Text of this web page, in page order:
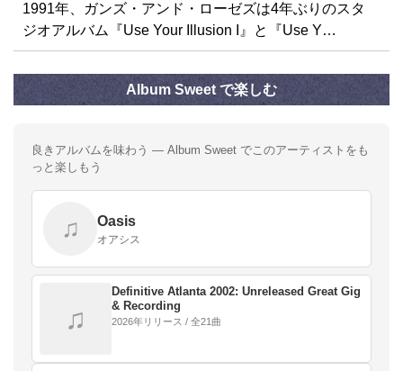
1991年、ガンズ・アンド・ローゼズは4年ぶりのスタ
ジオアルバム『Use Your Illusion I』と『Use Y…
Album Sweet で楽しむ
良きアルバムを味わう — Album Sweet でこのアーティストをも
っと楽しもう
♫ Oasis
オアシス
♫
Definitive Atlanta 2002: Unreleased Great Gig
& Recording
2026年リリース / 全21曲